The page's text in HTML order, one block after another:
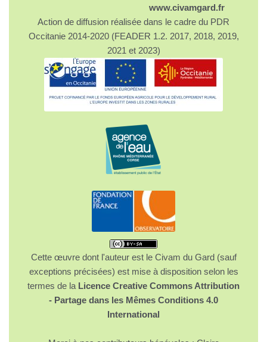
www.civamgard.fr
Action de diffusion réalisée dans le cadre du PDR
Occitanie 2014-2020 (FEADER 1.2. 2017, 2018, 2019,
2021 et 2023)
Cette œuvre dont l'auteur est le Civam du Gard (sauf
exceptions précisées) est mise à disposition selon les
termes de la Licence Creative Commons Attribution
- Partage dans les Mêmes Conditions 4.0
International